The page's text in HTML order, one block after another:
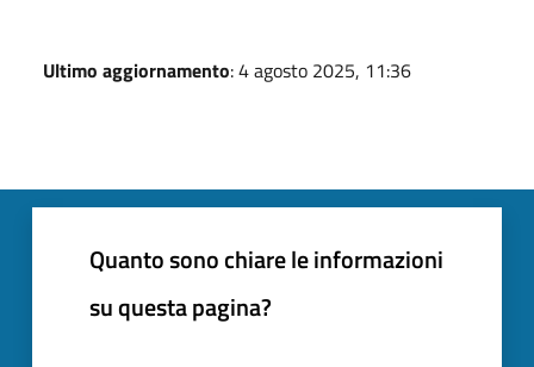
Ultimo aggiornamento: 4 agosto 2025, 11:36
Quanto sono chiare le informazioni
su questa pagina?